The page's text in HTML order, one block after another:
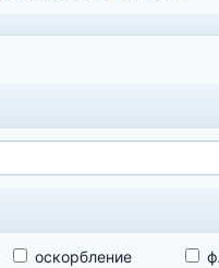
оскорбление